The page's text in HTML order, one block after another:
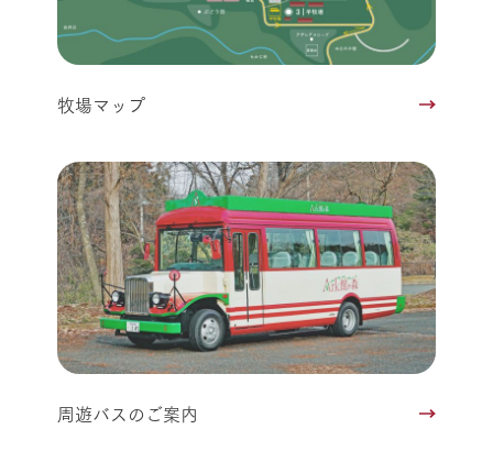
牧場マップ
周遊バスのご案内